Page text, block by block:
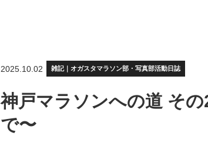
2025.10.02 雑記｜オガスタマラソン部・写真部活動日誌
神戸マラソンへの道 そ
で〜